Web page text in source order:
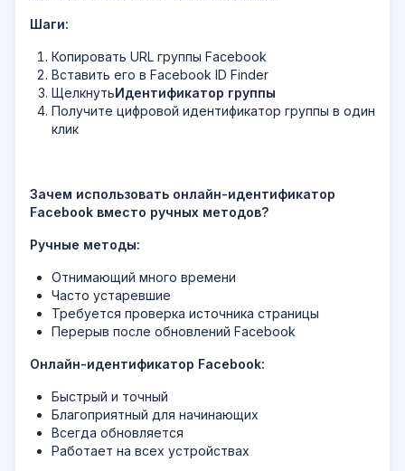
Шаги:
Копировать URL группы Facebook
Вставить его в Facebook ID Finder
ЩелкнутьИдентификатор группы
Получите цифровой идентификатор группы в один
клик
Зачем использовать онлайн-идентификатор
Facebook вместо ручных методов?
Ручные методы:
Отнимающий много времени
Часто устаревшие
Требуется проверка источника страницы
Перерыв после обновлений Facebook
Онлайн-идентификатор Facebook:
Быстрый и точный
Благоприятный для начинающих
Всегда обновляется
Работает на всех устройствах